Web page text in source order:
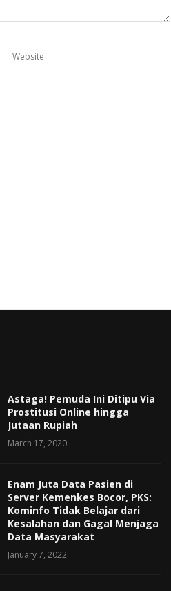
Astaga! Pemuda Ini Ditipu Via
Prostitusi Online hingga
Jutaan Rupiah
March 17, 2020
Enam Juta Data Pasien di
Server Kemenkes Bocor, PKS:
Kominfo Tidak Belajar dari
Kesalahan dan Gagal Menjaga
Data Masyarakat
January 7, 2022